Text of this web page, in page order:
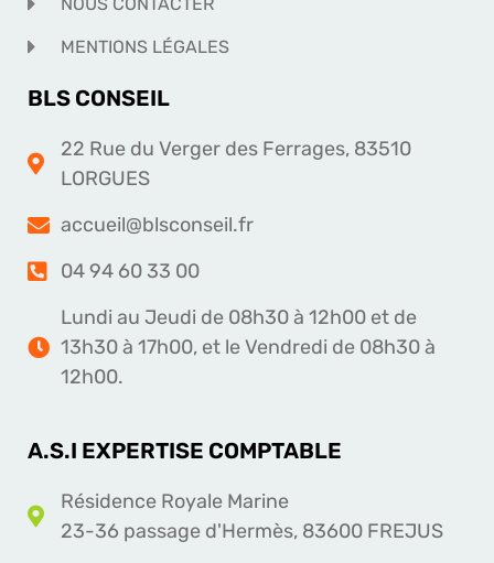
NOUS CONTACTER
MENTIONS LÉGALES
BLS CONSEIL
22 Rue du Verger des Ferrages, 83510
LORGUES
accueil@blsconseil.fr
04 94 60 33 00
Lundi au Jeudi de 08h30 à 12h00 et de
13h30 à 17h00, et le Vendredi de 08h30 à
12h00.
A.S.I EXPERTISE COMPTABLE
Résidence Royale Marine
23-36 passage d'Hermès, 83600 FREJUS